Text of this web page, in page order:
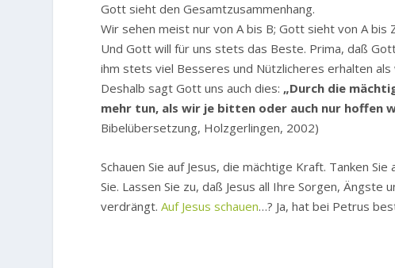
Gott sieht den Gesamtzusammenhang.
Wir sehen meist nur von A bis B; Gott sieht von A bis
Und Gott will für uns stets das Beste. Prima, daß
ihm stets viel Besseres und Nützlicheres erhalten
Deshalb sagt Gott uns auch dies: „Durch die
mehr tun, als wir je bitten oder auch nur hoffen
Bibelübersetzung, Holzgerlingen, 2002)
Schauen Sie auf Jesus, die mächtige Kraft. Tanken
Sie. Lassen Sie zu, daß Jesus all Ihre Sorgen,
verdrängt.Auf Jesus schauen…? Ja, hat bei Petrus